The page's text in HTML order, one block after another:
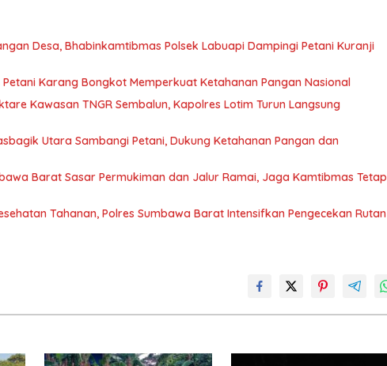
Desa, Bhabinkamtibmas Polsek Labuapi Dampingi Petani Kuranji
Karang Bongkot Memperkuat Ketahanan Pangan Nasional
Kawasan TNGR Sembalun, Kapolres Lotim Turun Langsung
Utara Sambangi Petani, Dukung Ketahanan Pangan dan
Barat Sasar Permukiman dan Jalur Ramai, Jaga Kamtibmas Tetap
Tahanan, Polres Sumbawa Barat Intensifkan Pengecekan Rutan